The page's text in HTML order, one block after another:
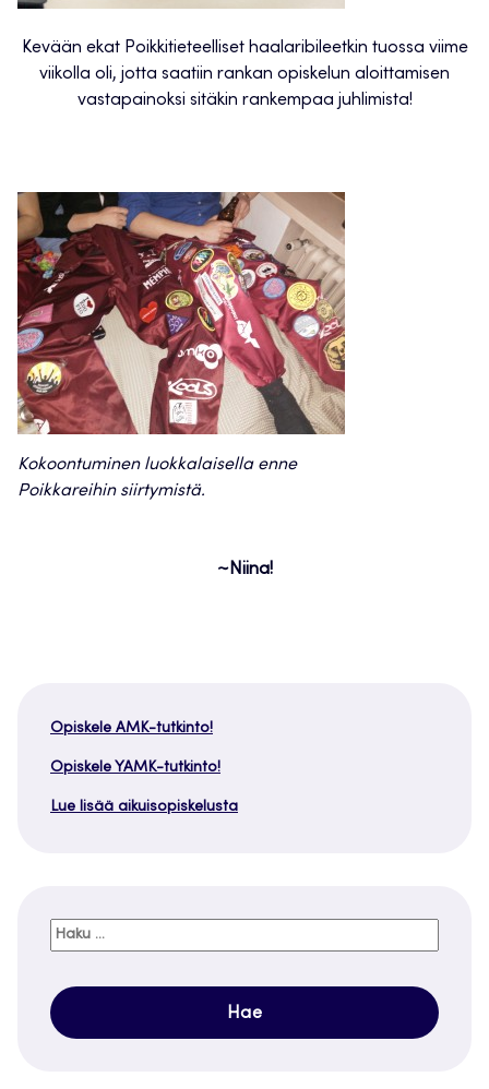
Kevään ekat Poikkitieteelliset haalaribileetkin tuossa viime
viikolla oli, jotta saatiin rankan opiskelun aloittamisen
vastapainoksi sitäkin rankempaa juhlimista!
Kokoontuminen luokkalaisella enne
Poikkareihin siirtymistä.
~Niina!
Opiskele AMK-tutkinto!
Opiskele YAMK-tutkinto!
Lue lisää aikuisopiskelusta
Haku: